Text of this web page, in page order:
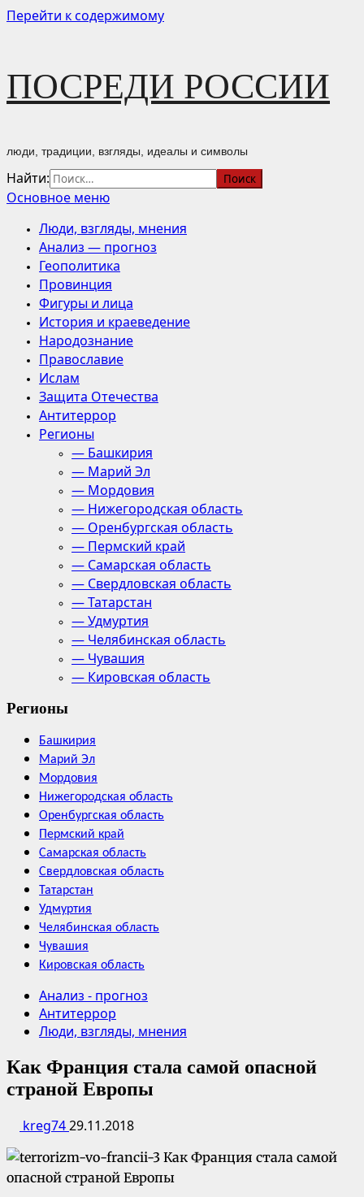
Перейти к содержимому
ПОСРЕДИ РОССИИ
люди, традиции, взгляды, идеалы и символы
Найти:
Основное меню
Люди, взгляды, мнения
Анализ — прогноз
Геополитика
Провинция
Фигуры и лица
История и краеведение
Народознание
Православие
Ислам
Защита Отечества
Антитеррор
Регионы
— Башкирия
— Марий Эл
— Мордовия
— Нижегородская область
— Оренбургская область
— Пермский край
— Самарская область
— Свердловская область
— Татарстан
— Удмуртия
— Челябинская область
— Чувашия
— Кировская область
Регионы
Башкирия
Марий Эл
Мордовия
Нижегородская область
Оренбургская область
Пермский край
Самарская область
Свердловская область
Татарстан
Удмуртия
Челябинская область
Чувашия
Кировская область
Анализ - прогноз
Антитеррор
Люди, взгляды, мнения
Как Франция стала самой опасной
страной Европы
kreg7429.11.2018